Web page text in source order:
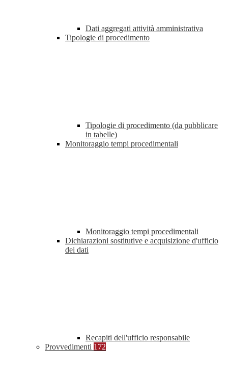
Dati aggregati attività amministrativa
Tipologie di procedimento
Tipologie di procedimento (da pubblicare
in tabelle)
Monitoraggio tempi procedimentali
Monitoraggio tempi procedimentali
Dichiarazioni sostitutive e acquisizione d'ufficio
dei dati
Recapiti dell'ufficio responsabile
Provvedimenti 172